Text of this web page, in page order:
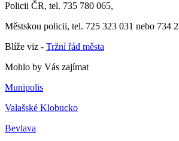
Policii ČR, tel. 735 780 065,
Městskou policii, tel. 725 323 031 nebo 734
Blíže viz - Tržní řád města
Mohlo by Vás zajímat
Munipolis
Valašské Klobucko
Bevlava